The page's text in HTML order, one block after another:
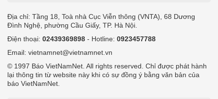
Địa chỉ: Tầng 18, Toà nhà Cục Viễn thông (VNTA), 68 Dương
Đình Nghệ, phường Cầu Giấy, TP. Hà Nội.
Điện thoại: 02439369898 - Hotline: 0923457788
Email: vietnamnet@vietnamnet.vn
© 1997 Báo VietNamNet. All rights reserved. Chỉ được phát hành
lại thông tin từ website này khi có sự đồng ý bằng văn bản của
báo VietNamNet.